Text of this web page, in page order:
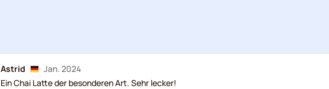
Astrid
Jan. 2024
Ein Chai Latte der besonderen Art. Sehr lecker!